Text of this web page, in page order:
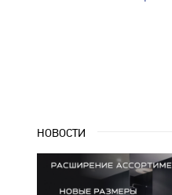
НОВОСТИ